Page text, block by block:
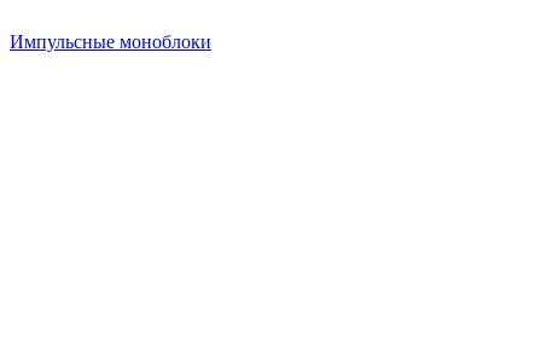
Импульсные моноблоки